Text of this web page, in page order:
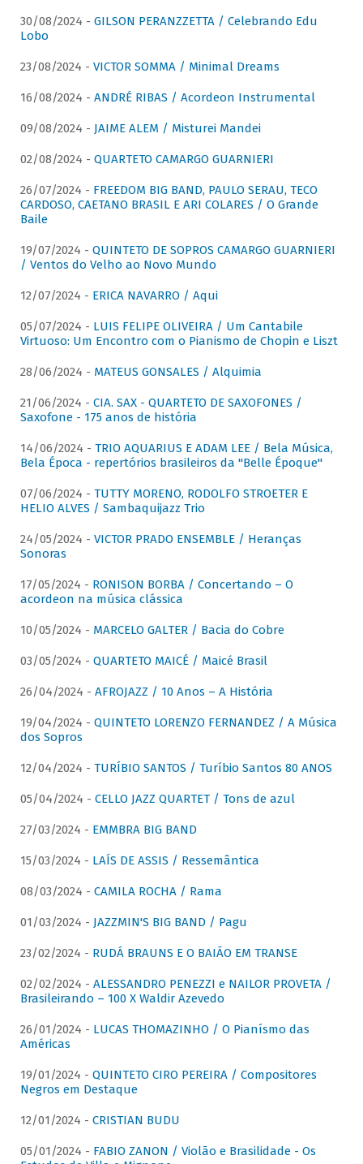
30/08/2024 - GILSON PERANZZETTA / Celebrando Edu
Lobo
23/08/2024 - VICTOR SOMMA / Minimal Dreams
16/08/2024 - ANDRÉ RIBAS / Acordeon Instrumental
09/08/2024 - JAIME ALEM / Misturei Mandei
02/08/2024 - QUARTETO CAMARGO GUARNIERI
26/07/2024 - FREEDOM BIG BAND, PAULO SERAU, TECO
CARDOSO, CAETANO BRASIL E ARI COLARES / O Grande
Baile
19/07/2024 - QUINTETO DE SOPROS CAMARGO GUARNIERI
/ Ventos do Velho ao Novo Mundo
12/07/2024 - ERICA NAVARRO / Aqui
05/07/2024 - LUIS FELIPE OLIVEIRA / Um Cantabile
Virtuoso: Um Encontro com o Pianismo de Chopin e Liszt
28/06/2024 - MATEUS GONSALES / Alquimia
21/06/2024 - CIA. SAX - QUARTETO DE SAXOFONES /
Saxofone - 175 anos de história
14/06/2024 - TRIO AQUARIUS E ADAM LEE / Bela Música,
Bela Época - repertórios brasileiros da "Belle Époque"
07/06/2024 - TUTTY MORENO, RODOLFO STROETER E
HELIO ALVES / Sambaquijazz Trio
24/05/2024 - VICTOR PRADO ENSEMBLE / Heranças
Sonoras
17/05/2024 - RONISON BORBA / Concertando – O
acordeon na música clássica
10/05/2024 - MARCELO GALTER / Bacia do Cobre
03/05/2024 - QUARTETO MAICÉ / Maicé Brasil
26/04/2024 - AFROJAZZ / 10 Anos – A História
19/04/2024 - QUINTETO LORENZO FERNANDEZ / A Música
dos Sopros
12/04/2024 - TURÍBIO SANTOS / Turíbio Santos 80 ANOS
05/04/2024 - CELLO JAZZ QUARTET / Tons de azul
27/03/2024 - EMMBRA BIG BAND
15/03/2024 - LAÍS DE ASSIS / Ressemântica
08/03/2024 - CAMILA ROCHA / Rama
01/03/2024 - JAZZMIN'S BIG BAND / Pagu
23/02/2024 - RUDÁ BRAUNS E O BAIÃO EM TRANSE
02/02/2024 - ALESSANDRO PENEZZI e NAILOR PROVETA /
Brasileirando – 100 X Waldir Azevedo
26/01/2024 - LUCAS THOMAZINHO / O Pianísmo das
Américas
19/01/2024 - QUINTETO CIRO PEREIRA / Compositores
Negros em Destaque
12/01/2024 - CRISTIAN BUDU
05/01/2024 - FABIO ZANON / Violão e Brasilidade - Os